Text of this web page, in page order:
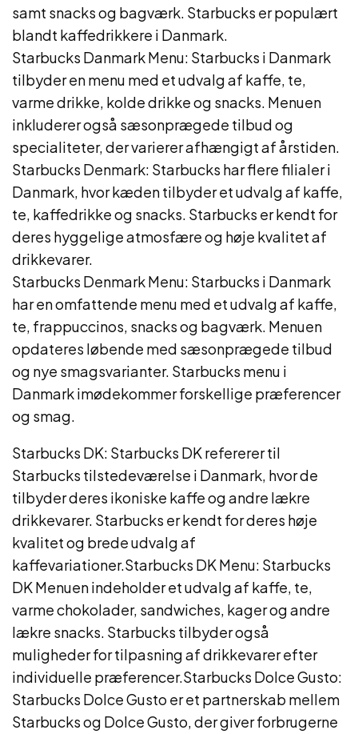
samt snacks og bagværk. Starbucks er populært
blandt kaffedrikkere i Danmark.
Starbucks Danmark Menu: Starbucks i Danmark
tilbyder en menu med et udvalg af kaffe, te,
varme drikke, kolde drikke og snacks. Menuen
inkluderer også sæsonprægede tilbud og
specialiteter, der varierer afhængigt af årstiden.
Starbucks Denmark: Starbucks har flere filialer i
Danmark, hvor kæden tilbyder et udvalg af kaffe,
te, kaffedrikke og snacks. Starbucks er kendt for
deres hyggelige atmosfære og høje kvalitet af
drikkevarer.
Starbucks Denmark Menu: Starbucks i Danmark
har en omfattende menu med et udvalg af kaffe,
te, frappuccinos, snacks og bagværk. Menuen
opdateres løbende med sæsonprægede tilbud
og nye smagsvarianter. Starbucks menu i
Danmark imødekommer forskellige præferencer
og smag.
Starbucks DK: Starbucks DK refererer til
Starbucks tilstedeværelse i Danmark, hvor de
tilbyder deres ikoniske kaffe og andre lækre
drikkevarer. Starbucks er kendt for deres høje
kvalitet og brede udvalg af
kaffevariationer.Starbucks DK Menu: Starbucks
DK Menuen indeholder et udvalg af kaffe, te,
varme chokolader, sandwiches, kager og andre
lækre snacks. Starbucks tilbyder også
muligheder for tilpasning af drikkevarer efter
individuelle præferencer.Starbucks Dolce Gusto:
Starbucks Dolce Gusto er et partnerskab mellem
Starbucks og Dolce Gusto, der giver forbrugerne